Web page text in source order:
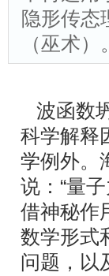
隐形传态
（巫术
波函数
科学解释
学例外。
说：“量
借神秘作
数学形式
问题，以